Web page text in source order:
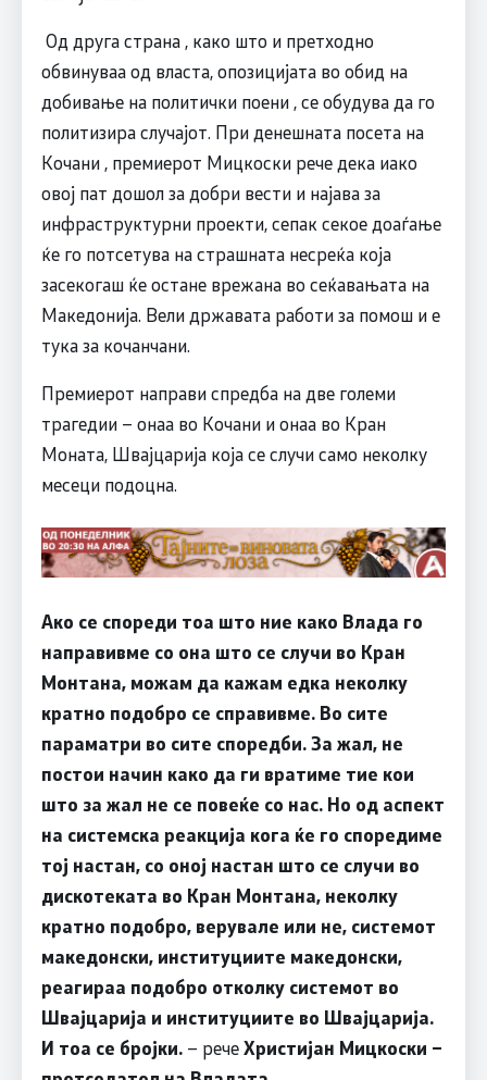
Од друга страна , како што и претходно
обвинуваа од власта, опозицијата во обид на
добивање на политички поени , се обудува да го
политизира случајот. При денешната посета на
Кочани , премиерот Мицкоски рече дека иако
овој пат дошол за добри вести и најава за
инфраструктурни проекти, сепак секое доаѓање
ќе го потсетува на страшната несреќа која
засекогаш ќе остане врежана во сеќавањата на
Македонија. Вели државата работи за помош и е
тука за кочанчани.
Премиерот направи спредба на две големи
трагедии – онаа во Кочани и онаа во Кран
Моната, Швајцарија која се случи само неколку
месеци подоцна.
Ако се спореди тоа што ние како Влада го
направивме со она што се случи во Кран
Монтана, можам да кажам едка неколку
кратно подобро се справивме. Во сите
параматри во сите споредби. За жал, не
постои начин како да ги вратиме тие кои
што за жал не се повеќе со нас. Но од аспект
на системска реакција кога ќе го споредиме
тој настан, со оној настан што се случи во
дискотеката во Кран Монтана, неколку
кратно подобро, верувале или не, системот
македонски, институциите македонски,
реагираа подобро отколку системот во
Швајцарија и институциите во Швајцарија.
И тоа се бројки.– речеХристијан Мицкоски –